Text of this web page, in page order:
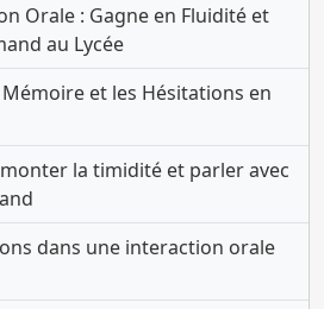
Orale : Gagne en Fluidité et
au Lycée
et les Hésitations en
la timidité et parler avec
dans une interaction orale